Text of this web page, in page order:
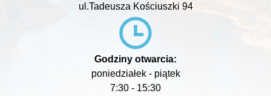
ul.Tadeusza Kościuszki 94
Godziny otwarcia:
poniedziałek - piątek
7:30 - 15:30